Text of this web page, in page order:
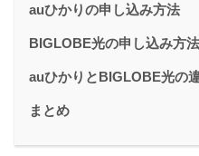
auひかりの申し込み方法
BIGLOBE光の申し込み方法
auひかりとBIGLOBE光の
まとめ